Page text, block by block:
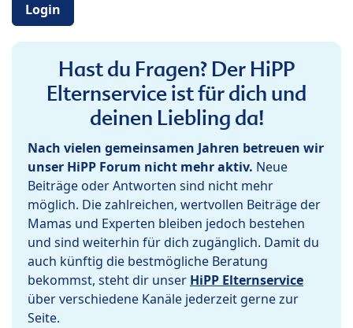
Login
Hast du Fragen? Der HiPP
Elternservice ist für dich und
deinen Liebling da!
Nach vielen gemeinsamen Jahren betreuen wir
unser HiPP Forum nicht mehr aktiv. Neue
Beiträge oder Antworten sind nicht mehr
möglich. Die zahlreichen, wertvollen Beiträge der
Mamas und Experten bleiben jedoch bestehen
und sind weiterhin für dich zugänglich. Damit du
auch künftig die bestmögliche Beratung
bekommst, steht dir unser HiPP Elternservice
über verschiedene Kanäle jederzeit gerne zur
Seite.